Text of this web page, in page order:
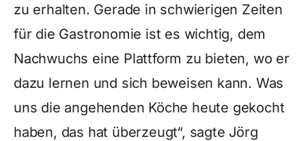
zu erhalten. Gerade in schwierigen Zeiten
für die Gastronomie ist es wichtig, dem
Nachwuchs eine Plattform zu bieten, wo er
dazu lernen und sich beweisen kann. Was
uns die angehenden Köche heute gekocht
haben, das hat überzeugt“, sagte Jörg